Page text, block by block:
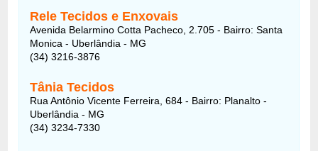
Rele Tecidos e Enxovais
Avenida Belarmino Cotta Pacheco, 2.705 - Bairro: Santa
Monica - Uberlândia - MG
(34) 3216-3876
Tânia Tecidos
Rua Antônio Vicente Ferreira, 684 - Bairro: Planalto -
Uberlândia - MG
(34) 3234-7330